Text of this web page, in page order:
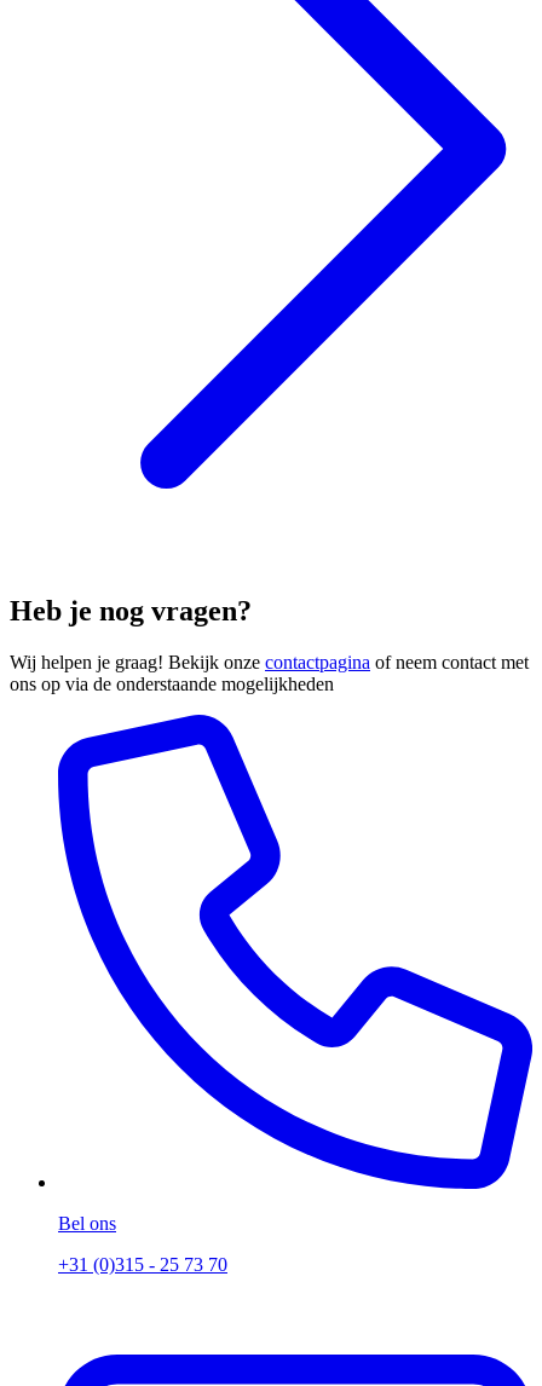
Heb je nog vragen?
Wij helpen je graag! Bekijk onze contactpagina of neem contact met
ons op via de onderstaande mogelijkheden
Bel ons
+31 (0)315 - 25 73 70